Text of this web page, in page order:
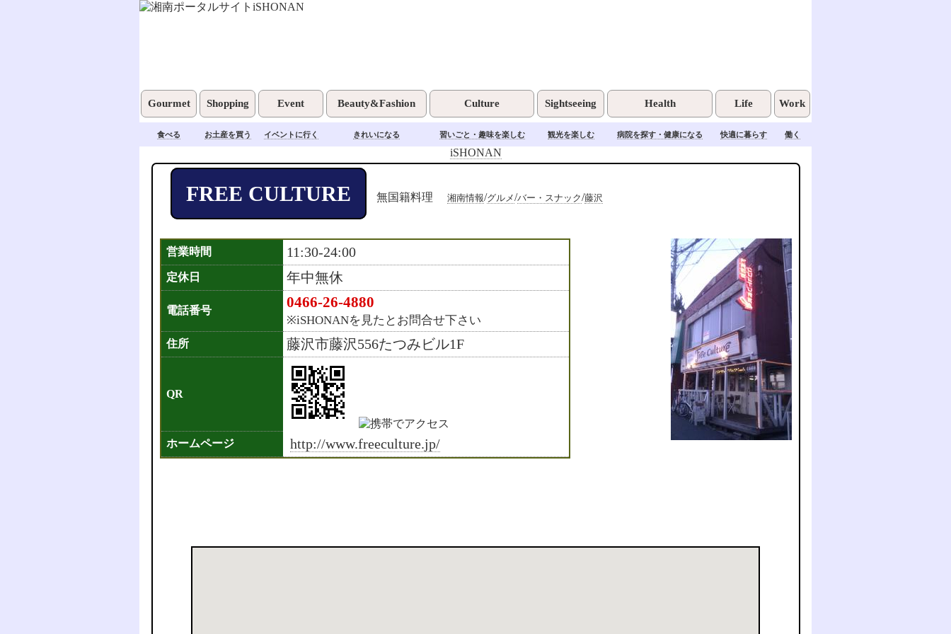
Gourmet Shopping Event Beauty&Fashion Culture Sightseeing Health Life Work
食べる お土産を買う イベントに行く きれいになる 習いごと・趣味を楽しむ 観光を楽しむ 病院を探す・健康になる 快適に暮らす 働く
iSHONAN
FREE CULTURE 無国籍料理 湘南情報/グルメ/バー・スナック/藤沢
営業時間 11:30-24:00
定休日 年中無休
電話番号 0466-26-4880
※iSHONANを見たとお問合せ下さい
住所 藤沢市藤沢556たつみビル1F
QR
ホームページ http://www.freeculture.jp/